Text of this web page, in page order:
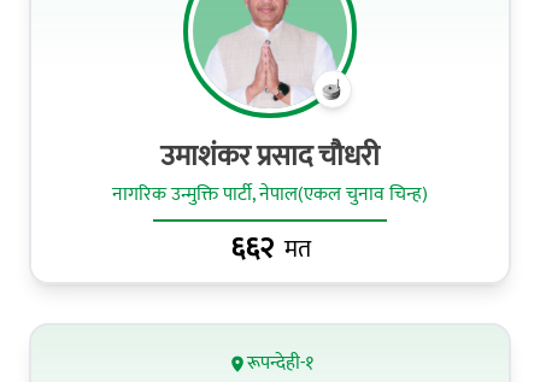
उमाशंकर प्रसाद चौधरी
नागरिक उन्मुक्ति पार्टी, नेपाल(एकल चुनाव चिन्ह)
६६२ मत
रूपन्देही-१